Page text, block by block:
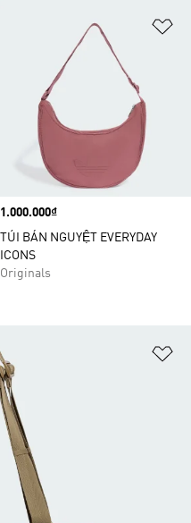
Price
1.000.000₫
TÚI BÁN NGUYỆT EVERYDAY
ICONS
Originals